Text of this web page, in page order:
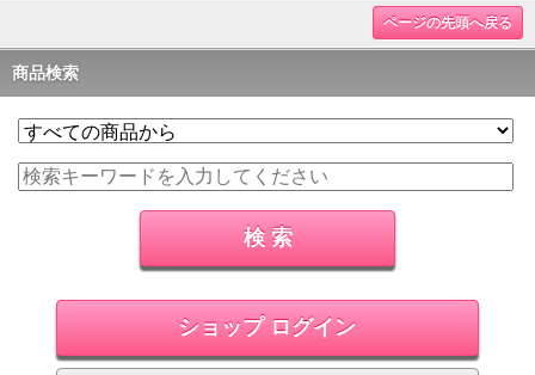
ページの先頭へ戻る
商品検索
ショップ ログイン